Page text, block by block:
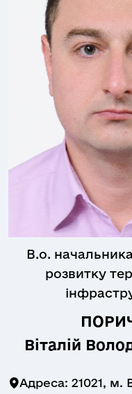
В.о.
розвитку
Віталій
Адреса: 21021, м.